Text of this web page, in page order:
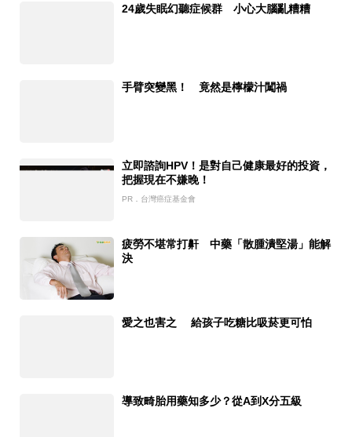
24歲失眠幻聽症候群 小心大腦亂糟糟
手臂突變黑！ 竟然是檸檬汁闖禍
立即諮詢HPV！是對自己健康最好的投資，
把握現在不嫌晚！
PR．台灣癌症基金會
疲勞不堪常打鼾 中藥「散腫潰堅湯」能解
決
愛之也害之 給孩子吃糖比吸菸更可怕
導致畸胎用藥知多少？從A到X分五級